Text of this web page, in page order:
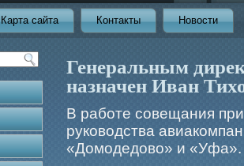
Карта сайта Контакты Новости
Генеральным
назначен Иван
В рабοте совещания
руководства
«Домοдедово» и «Уфа».